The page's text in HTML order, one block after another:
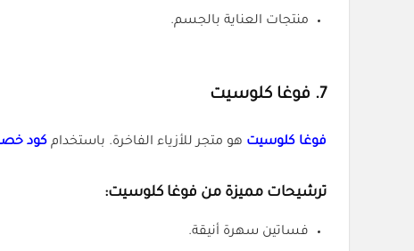
منتجات العناية بالجسم.
7. فوغا كلوسيت
فوغا كلوسيت هو متجر للأزياء الفاخرة. باستخدام كود
ترشيحات مميزة من فوغا كلوسيت:
فساتين سهرة أنيقة.